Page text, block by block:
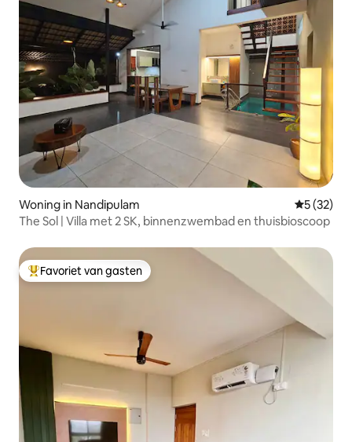
Woning in Nandipulam
5 (32)
The Sol | Villa met 2 SK, binnenzwembad en thuisbioscoop
Topfavoriet van gasten
Favoriet van gasten